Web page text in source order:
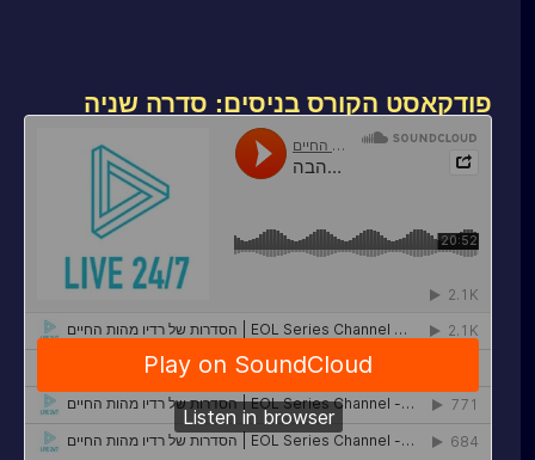
פודקאסט הקורס בניסים: סדרה שניה